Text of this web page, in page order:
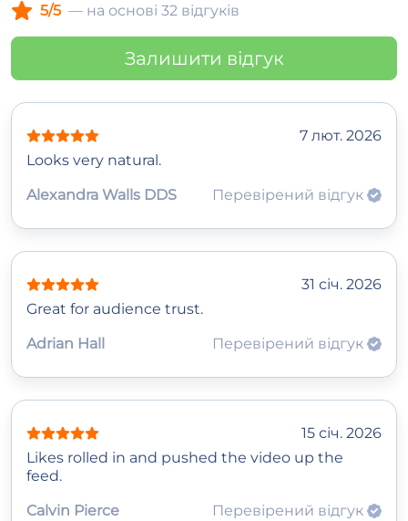
5/5 — на основі 32 відгуків
Залишити відгук
7 лют. 2026
Looks very natural.
Alexandra Walls DDS
Перевірений відгук
31 січ. 2026
Great for audience trust.
Adrian Hall
Перевірений відгук
15 січ. 2026
Likes rolled in and pushed the video up the
feed.
Calvin Pierce
Перевірений відгук